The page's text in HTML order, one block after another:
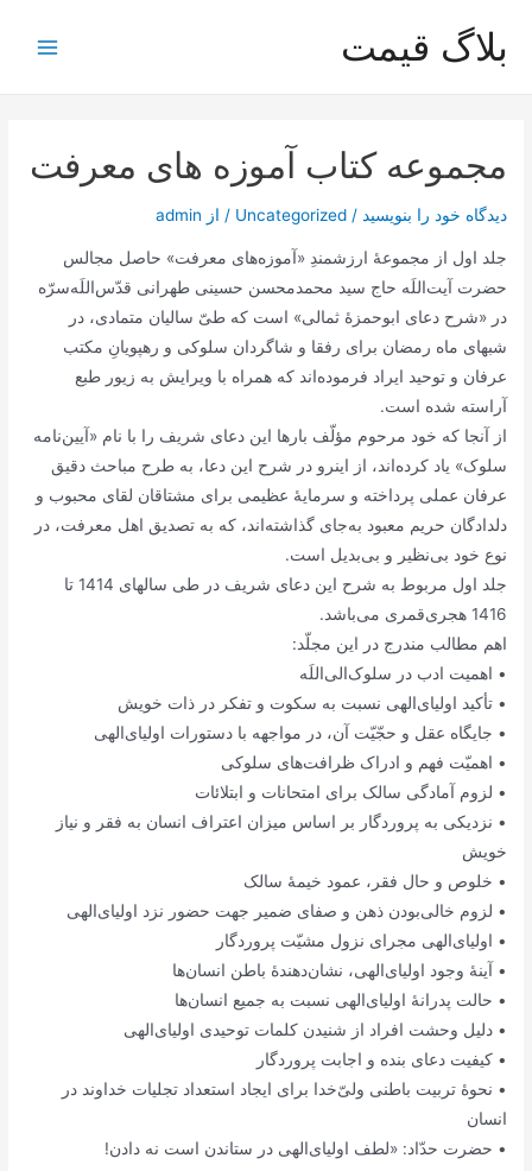
محتوا
بلاگ قیمت
مجموعه کتاب آموزه های معرفت
دیدگاه‌ خود را بنویسید /
Uncategorized / از admin
جلد اول از مجموعۀ ارزشمندِ «آموزه‌های معرفت» حاصل مجالس
حضرت آیت‌اللَه حاج سید محمدمحسن حسینی طهرانی قدّس‌اللَه‌سرّه
در «شرح دعای ابوحمزۀ ثمالی» است که طیّ سالیان متمادی، در
شبهای ماه رمضان برای رفقا و شاگردان سلوکی و رهپویانِ مکتب
عرفان و توحید ایراد فرموده‌اند که همراه با ویرایش به زیور طبع
آراسته شده است.
از آنجا که خود مرحوم مؤلّف بارها این دعای شریف را با نام «آیین‌نامه
سلوک» یاد کرده‌اند، از اینرو در شرح این دعا، به طرح مباحث دقیق
عرفان عملی پرداخته و سرمایۀ عظیمی برای مشتاقان لقای محبوب و
دلدادگان حریم معبود به‌جای گذاشته‌اند، که به تصدیق اهل معرفت، در
نوع خود بی‌نظیر و بی‌بدیل است.
جلد اول مربوط به شرح این دعای شریف در طی سالهای 1414 تا
1416 هجری‌قمری می‌باشد.
اهم مطالب مندرج در این مجلّد:
• اهمیت ادب در سلوک‌الی‌اللَه
• تأکید اولیای‌الهی نسبت به سکوت و تفکر در ذات خویش
• جایگاه عقل و حجّیّت آن، در مواجهه با دستورات اولیای‌الهی
• اهمیّت فهم و ادراک ظرافت‌های سلوکی
• لزوم آمادگی سالک برای امتحانات و ابتلائات
• نزدیکی به پروردگار بر اساس میزان اعتراف انسان به فقر و نیاز
خویش
• خلوص و حال فقر، عمود خیمۀ سالک
• لزوم خالی‌بودن ذهن و صفای ضمیر جهت حضور نزد اولیای‌الهی
• اولیای‌الهی مجرای نزول مشیّت پروردگار
• آینۀ وجود اولیای‌الهی، نشان‌دهندۀ باطن انسان‌ها
• حالت پدرانۀ اولیای‌الهی نسبت به جمیع انسان‌ها
• دلیل وحشت افراد از شنیدن کلمات توحیدی اولیای‌الهی
• کیفیت دعای بنده و اجابت پروردگار
• نحوۀ تربیت باطنی ولیّ‌خدا برای ایجاد استعداد تجلیات خداوند در
انسان
• حضرت حدّاد: «لطف اولیای‌الهی در ستاندن است نه دادن!